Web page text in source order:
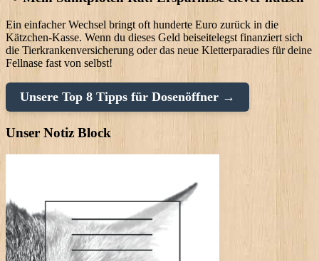
Ein einfacher Wechsel bringt oft hunderte Euro zurück in die
Kätzchen-Kasse. Wenn du dieses Geld beiseitelegst finanziert sich
die Tierkrankenversicherung oder das neue Kletterparadies für deine
Fellnase fast von selbst!
Unsere Top 8 Tipps für Dosenöffner →
Unser Notiz Block